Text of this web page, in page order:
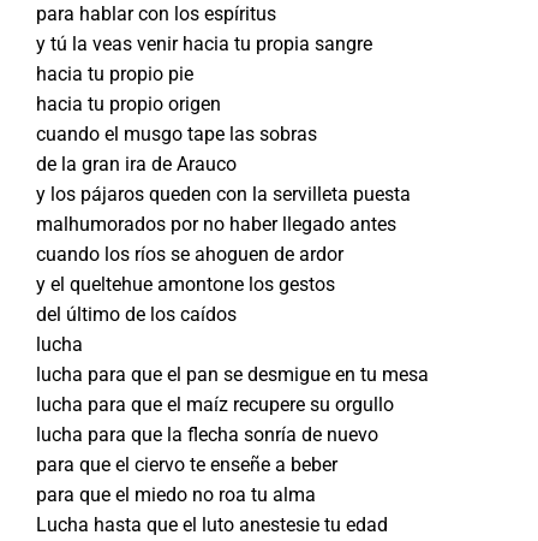
para hablar con los espíritus
y tú la veas venir hacia tu propia sangre
hacia tu propio pie
hacia tu propio origen
cuando el musgo tape las sobras
de la gran ira de Arauco
y los pájaros queden con la servilleta puesta
malhumorados por no haber llegado antes
cuando los ríos se ahoguen de ardor
y el queltehue amontone los gestos
del último de los caídos
lucha
lucha para que el pan se desmigue en tu mesa
lucha para que el maíz recupere su orgullo
lucha para que la flecha sonría de nuevo
para que el ciervo te enseñe a beber
para que el miedo no roa tu alma
Lucha hasta que el luto anestesie tu edad